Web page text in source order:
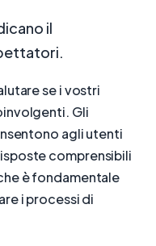
il
se i vostri
Gli
agli utenti
comprensibili
è fondamentale
i processi di